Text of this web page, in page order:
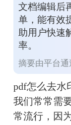
文档编辑后
单，能有效
助用户快速
率。
摘要由平台
pdf怎么去水
我们常常需
常流行，因